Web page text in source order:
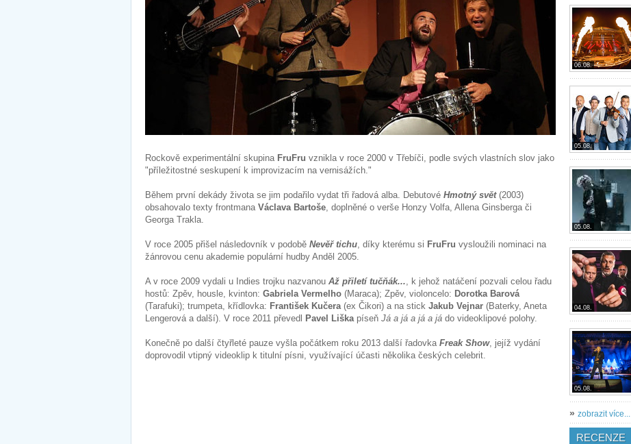
Rockově experimentální skupina FruFru vznikla v roce 2000 v Třebíči, podle svých vlastních slov jako
"příležitostné seskupení k improvizacím na vernisážích."
Během první dekády života se jim podařilo vydat tři řadová alba. Debutové Hmotný svět(2003)
obsahovalo texty frontmana Václava Bartoše, doplněné o verše Honzy Volfa, Allena Ginsberga či
Georga Trakla.
V roce 2005 přišel následovník v podobě Nevěř tichu, díky kterému si FruFru vysloužili nominaci na
žánrovou cenu akademie populární hudby Anděl 2005.
A v roce 2009 vydali u Indies trojku nazvanou Až přiletí tučňák..., k jehož natáčení pozvali celou řadu
hostů: Zpěv, housle, kvinton: Gabriela Vermelho (Maraca); Zpěv, violoncelo: Dorotka Barová
(Tarafuki); trumpeta, křídlovka: František Kučera(ex Čikori) a na stick Jakub Vejnar (Baterky, Aneta
Lengerová a další). V roce 2011 převedl
Pavel Liškapíseň Já a já a já a já do videoklipové polohy.
Konečně po další čtyřleté pauze vyšla počátkem roku 2013 další řadovka Freak Show, jejíž vydání
doprovodil vtipný videoklip k titulní písni, využívající účasti několika českých celebrit.
06.08.
05.08.
05.08.
04.08.
05.08.
» zobrazit více...
RECENZE